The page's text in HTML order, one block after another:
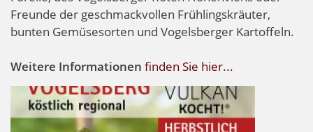
Freunde der geschmackvollen Frühlingskräuter,
bunten Gemüsesorten und Vogelsberger Kartoffeln.
Weitere Informationen finden Sie hier...